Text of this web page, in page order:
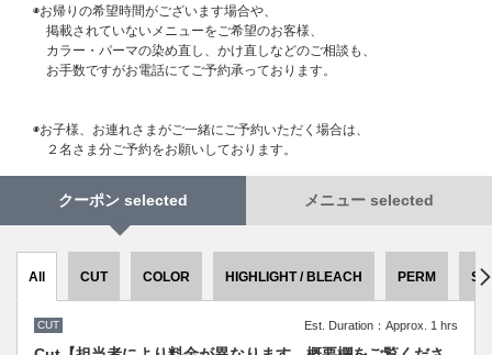
◉お帰りの希望時間がございます場合や、
掲載されていないメニューをご希望のお客様、
カラー・パーマの染め直し、かけ直しなどのご相談も、
お手数ですがお電話にてご予約承っております。
◉お子様、お連れさまがご一緒にご予約いただく場合は、
２名さま分ご予約をお願いしております。
クーポン selected メニュー selected
All CUT COLOR HIGHLIGHT / BLEACH PERM
CUT Est. Duration：Approx. 1 hrs